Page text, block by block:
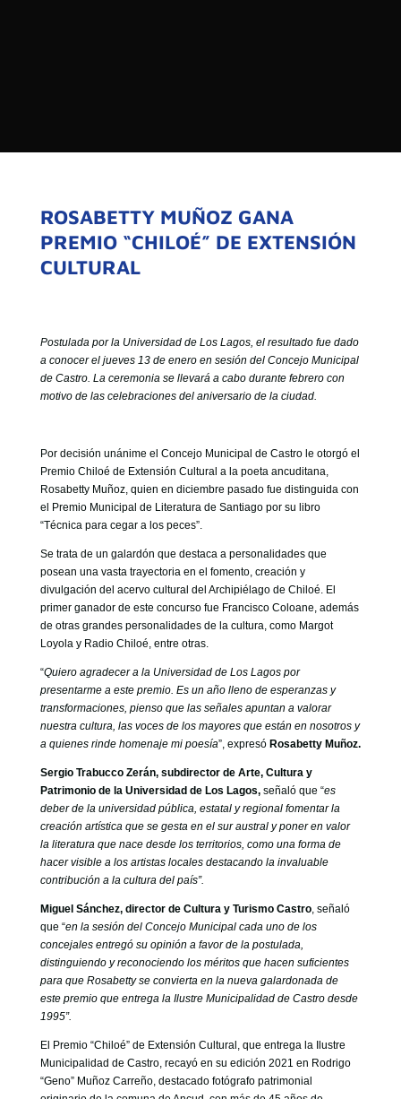
ESTADO DE CHILE
QUIENES SOMOS
MISIÓN
ROSABETTY MUÑOZ GANA
PREMIO “CHILOÉ” DE EXTENSIÓN
CULTURAL
Postulada por la Universidad de Los Lagos, el resultado fue dado
a conocer el jueves 13 de enero en sesión del Concejo Municipal
de Castro. La ceremonia se llevará a cabo durante febrero con
motivo de las celebraciones del aniversario de la ciudad.
Por decisión unánime el Concejo Municipal de Castro le otorgó el
Premio Chiloé de Extensión Cultural a la poeta ancuditana,
Rosabetty Muñoz, quien en diciembre pasado fue distinguida con
el Premio Municipal de Literatura de Santiago por su libro
“Técnica para cegar a los peces”.
Se trata de un galardón que destaca a personalidades que
posean una vasta trayectoria en el fomento, creación y
divulgación del acervo cultural del Archipiélago de Chiloé. El
primer ganador de este concurso fue Francisco Coloane, además
de otras grandes personalidades de la cultura, como Margot
Loyola y Radio Chiloé, entre otras.
“Quiero agradecer a la Universidad de Los Lagos por
presentarme a este premio. Es un año lleno de esperanzas y
transformaciones, pienso que las señales apuntan a valorar
nuestra cultura, las voces de los mayores que están en nosotros y
a quienes rinde homenaje mi poesía”, expresó Rosabetty Muñoz.
Sergio Trabucco Zerán, subdirector de Arte, Cultura y
Patrimonio de la Universidad de Los Lagos, señaló que “es
deber de la universidad pública, estatal y regional fomentar la
creación artística que se gesta en el sur austral y poner en valor
la literatura que nace desde los territorios, como una forma de
hacer visible a los artistas locales destacando la invaluable
contribución a la cultura del país”.
Miguel Sánchez, director de Cultura y Turismo Castro, señaló
que “en la sesión del Concejo Municipal cada uno de los
concejales entregó su opinión a favor de la postulada,
distinguiendo y reconociendo los méritos que hacen suficientes
para que Rosabetty se convierta en la nueva galardonada de
este premio que entrega la Ilustre Municipalidad de Castro desde
1995”.
El Premio “Chiloé” de Extensión Cultural, que entrega la Ilustre
Municipalidad de Castro, recayó en su edición 2021 en Rodrigo
“Geno” Muñoz Carreño, destacado fotógrafo patrimonial